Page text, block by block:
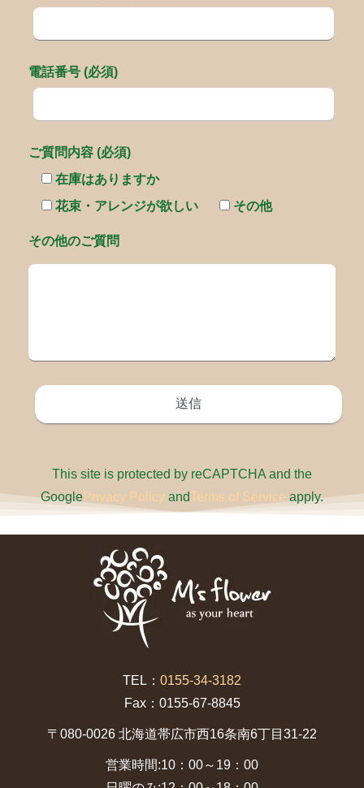
電話番号 (必須)
ご質問内容 (必須)
在庫はありますか
花束・アレンジが欲しい
その他
その他のご質問
This site is protected by reCAPTCHA and the
GooglePrivacy Policy andTerms of Service apply.
TEL： 0155-34-3182
Fax：0155-67-8845
〒080-0026 北海道帯広市西16条南6丁目31-22
営業時間:10：00～19：00